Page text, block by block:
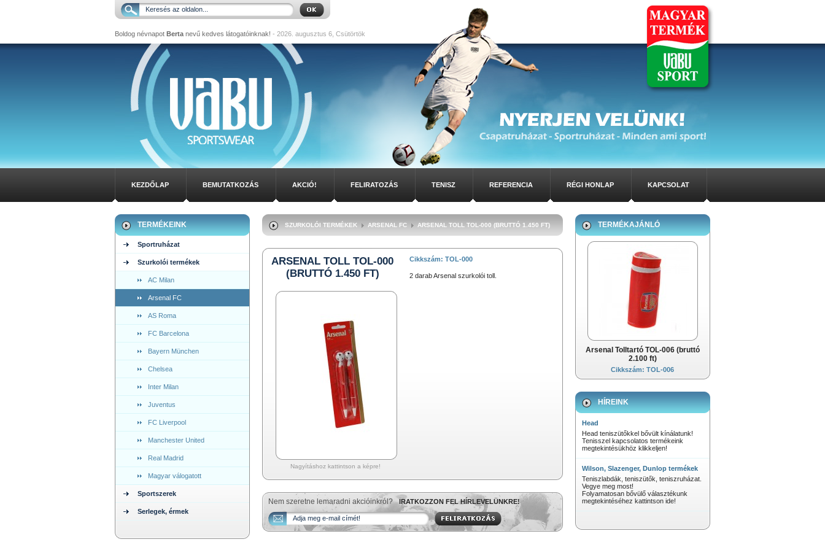
Boldog névnapot Bertanevű kedves látogatóinknak! - 2026. augusztus 6, Csütörtök
KEZDŐLAP BEMUTATKOZÁS AKCIÓ! FELIRATOZÁS TENISZ REFERENCIA RÉGI HONLAP KAPCSOLAT
TERMÉKEINK
Sportruházat
Szurkolói termékek
AC Milan
Arsenal FC
AS Roma
FC Barcelona
Bayern München
Chelsea
Inter Milan
Juventus
FC Liverpool
Manchester United
Real Madrid
Magyar válogatott
Sportszerek
Serlegek, érmek
SZURKOLÓI TERMÉKEK ARSENAL FC ARSENAL TOLL TOL-000 (BRUTTÓ 1.450 FT)
ARSENAL TOLL TOL-000
(BRUTTÓ 1.450 FT)
Nagyításhoz kattintson a képre!
Cikkszám: TOL-000
2 darab Arsenal szurkolói toll.
Nem szeretne lemaradni akcióinkról? IRATKOZZON FEL HÍRLEVELÜNKRE!
TERMÉKAJÁNLÓ
Arsenal Tolltartó TOL-006 (bruttó
2.100 ft)
Cikkszám: TOL-006
HÍREINK
Head
Head teniszütőkkel bővült kínálatunk!
Tenisszel kapcsolatos termékeink
megtekintésükhöz klikkeljen!
Wilson, Slazenger, Dunlop termékek
Teniszlabdák, teniszütők, teniszruházat.
Vegye meg most!
Folyamatosan bővülő választékunk
megtekintéséhez kattintson ide!